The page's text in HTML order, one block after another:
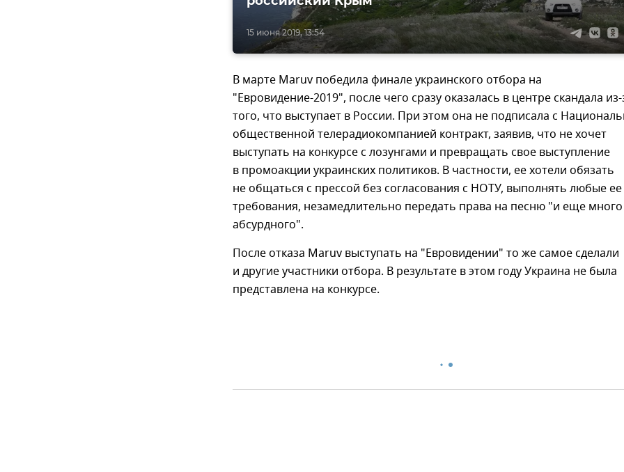
15 июня 2019, 13:54
В марте Maruv победила финале украинского отбора на
"Евровидение-2019", после чего сразу оказалась в центре скандала
того, что выступает в России. При этом она не подписала с
общественной телерадиокомпанией контракт, заявив, что не хочет
выступать на конкурсе с лозунгами и превращать свое выступление
в промоакции украинских политиков. В частности, ее хотели обязать
не общаться с прессой без согласования с НОТУ, выполнять любые ее
требования, незамедлительно передать права на песню "и еще
абсурдного".
После отказа Maruv выступать на "Евровидении" то же самое сделали
и другие участники отбора. В результате в этом году Украина не была
представлена на конкурсе.